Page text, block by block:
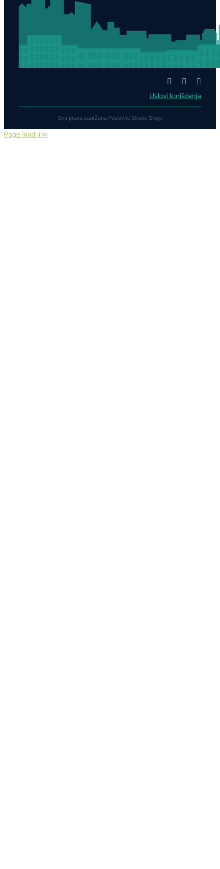
Uslovi korišćenja
Sva prava zadržana Poslovne Strane Srbije
Page load link